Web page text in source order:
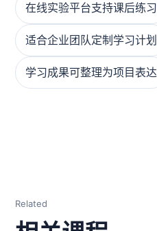
在线实验平台支持课后练习
适合企业团队定制学习计划
学习成果可整理为项目表达
Related